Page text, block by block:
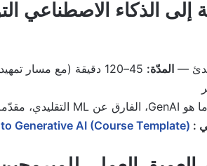
— المدّة:
ما هو GenAI، الفارق عن ML التقليدي، مقدّمة إلى LLMs ومسؤولية الذكاء الاصطناعي.
:
Generative AI (Course Template)